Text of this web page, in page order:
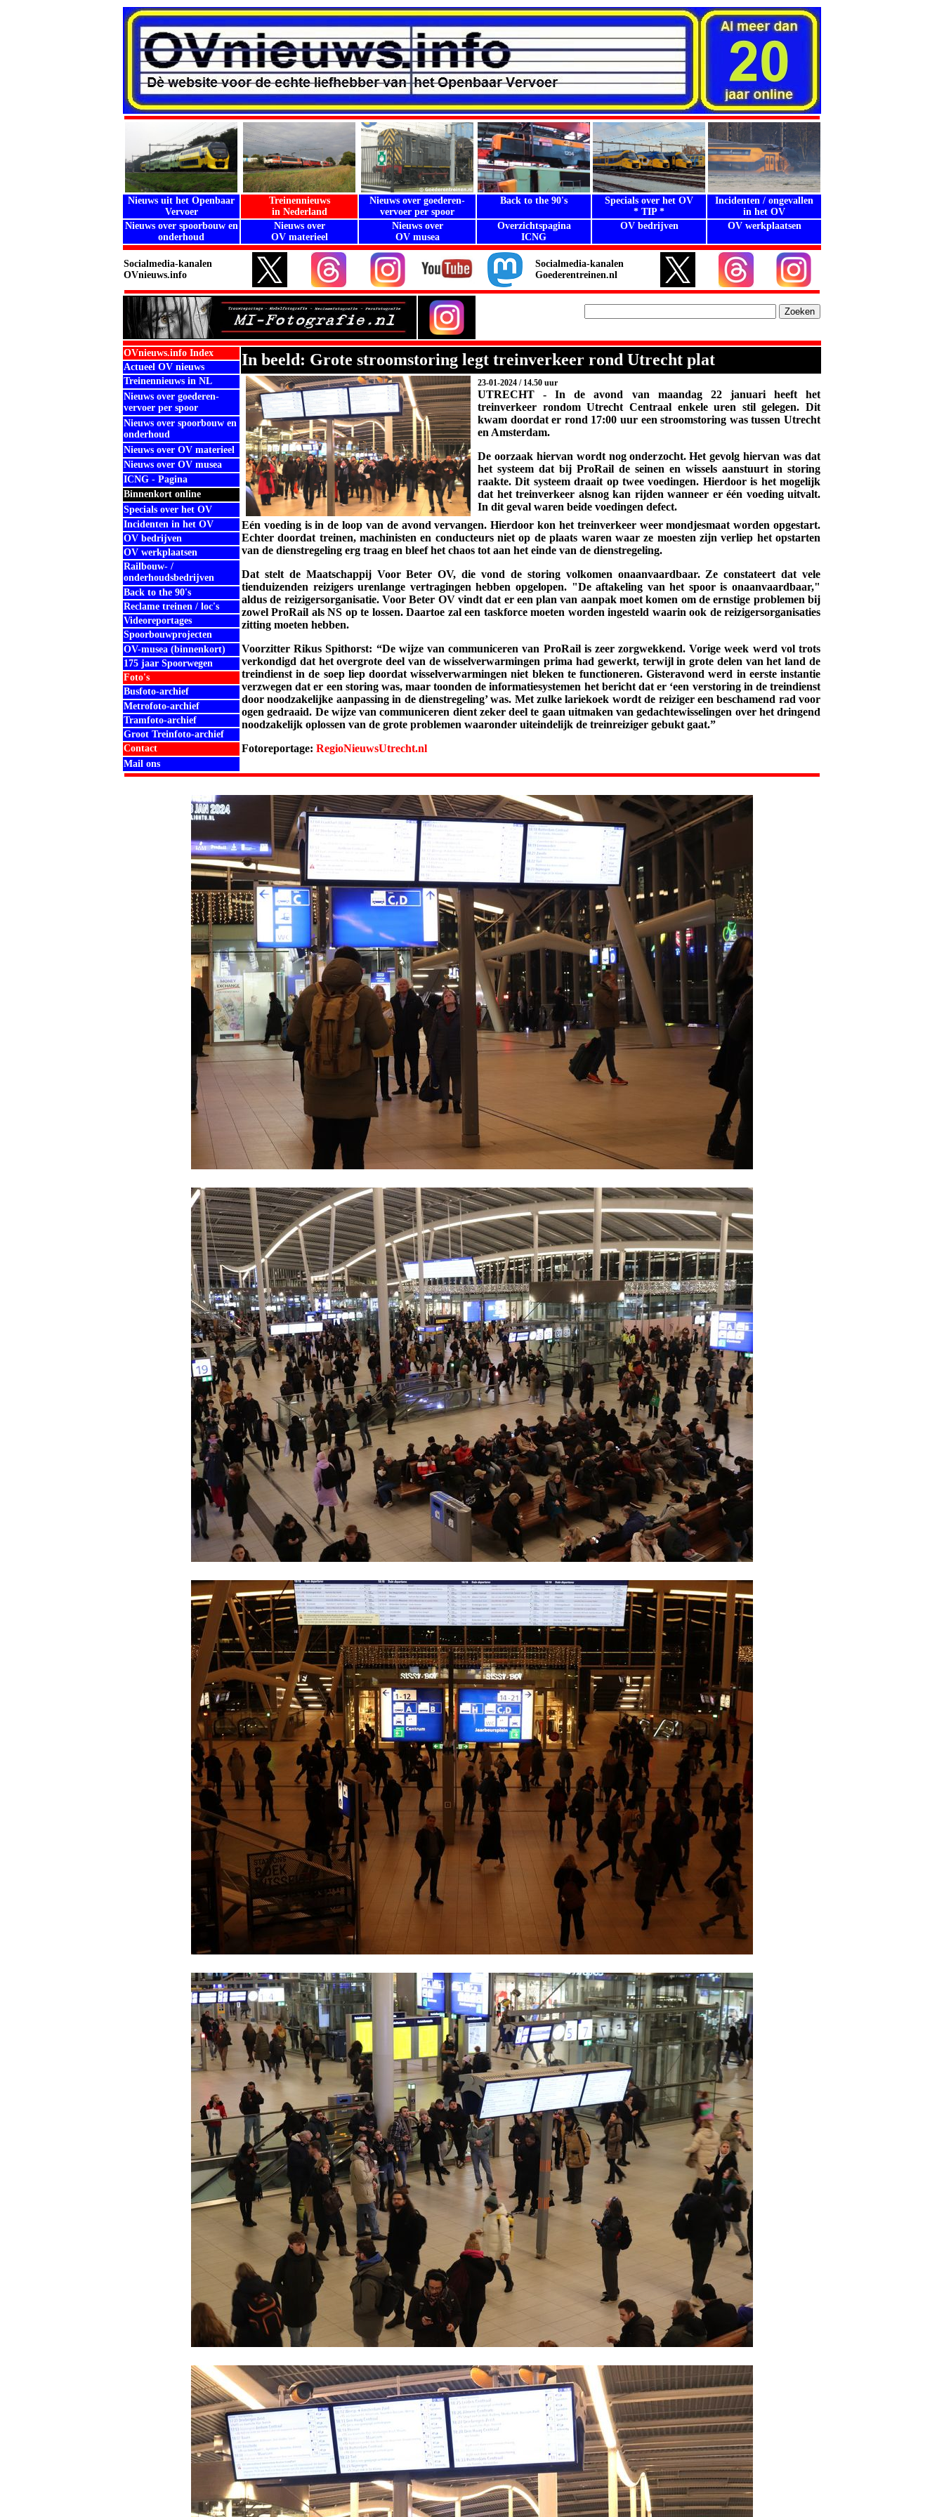
Nieuws uit het Openbaar
Vervoer
Treinennieuws
in Nederland
Nieuws over goederen-
vervoer per spoor
Back to the 90's
Specials over het OV
* TIP *
Incidenten / ongevallen
in het OV
Nieuws over spoorbouw en
onderhoud
Nieuws over
OV materieel
Nieuws over
OV musea
Overzichtspagina
ICNG
OV bedrijven
OV werkplaatsen
Socialmedia-kanalen
OVnieuws.info
Socialmedia-kanalen
Goederentreinen.nl
OVnieuws.info Index In beeld: Grote stroomstoring legt treinverkeer rond Utrecht plat
Actueel OV nieuws
Treinennieuws in NL
23-01-2024 / 14.50 uur
UTRECHT - In de avond van maandag 22 januari heeft het
treinverkeer rondom Utrecht Centraal enkele uren stil gelegen. Dit
kwam doordat er rond 17:00 uur een stroomstoring was tussen Utrecht
en Amsterdam.
De oorzaak hiervan wordt nog onderzocht. Het gevolg hiervan was dat
het systeem dat bij ProRail de seinen en wissels aanstuurt in storing
raakte. Dit systeem draait op twee voedingen. Hierdoor is het mogelijk
dat het treinverkeer alsnog kan rijden wanneer er één voeding uitvalt.
In dit geval waren beide voedingen defect.
Nieuws over goederen-
vervoer per spoor
Nieuws over spoorbouw en
onderhoud
Nieuws over OV materieel
Nieuws over OV musea
ICNG - Pagina
Binnenkort online
Specials over het OV
Incidenten in het OV
Eén voeding is in de loop van de avond vervangen. Hierdoor kon het treinverkeer weer mondjesmaat worden opgestart.
Echter doordat treinen, machinisten en conducteurs niet op de plaats waren waar ze moesten zijn verliep het opstarten
van de dienstregeling erg traag en bleef het chaos tot aan het einde van de dienstregeling.
Dat stelt de Maatschappij Voor Beter OV, die vond de storing volkomen onaanvaardbaar. Ze constateert dat vele
tienduizenden reizigers urenlange vertragingen hebben opgelopen. "De aftakeling van het spoor is onaanvaardbaar,"
aldus de reizigersorganisatie. Voor Beter OV vindt dat er een plan van aanpak moet komen om de ernstige problemen bij
zowel ProRail als NS op te lossen. Daartoe zal een taskforce moeten worden ingesteld waarin ook de reizigersorganisaties
zitting moeten hebben.
Voorzitter Rikus Spithorst: “De wijze van communiceren van ProRail is zeer zorgwekkend. Vorige week werd vol trots
verkondigd dat het overgrote deel van de wisselverwarmingen prima had gewerkt, terwijl in grote delen van het land de
treindienst in de soep liep doordat wisselverwarmingen niet bleken te functioneren. Gisteravond werd in eerste instantie
verzwegen dat er een storing was, maar toonden de informatiesystemen het bericht dat er ‘een verstoring in de treindienst
door noodzakelijke aanpassing in de dienstregeling’ was. Met zulke lariekoek wordt de reiziger een beschamend rad voor
ogen gedraaid. De wijze van communiceren dient zeker deel te gaan uitmaken van gedachtewisselingen over het dringend
noodzakelijk oplossen van de grote problemen waaronder uiteindelijk de treinreiziger gebukt gaat.”
Fotoreportage: RegioNieuwsUtrecht.nl
OV bedrijven
OV werkplaatsen
Railbouw- /
onderhoudsbedrijven
Back to the 90's
Reclame treinen / loc's
Videoreportages
Spoorbouwprojecten
OV-musea (binnenkort)
175 jaar Spoorwegen
Foto's
Busfoto-archief
Metrofoto-archief
Tramfoto-archief
Groot Treinfoto-archief
Contact
Mail ons